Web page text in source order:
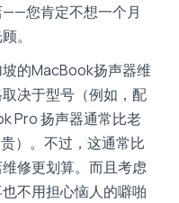
您肯定不想一个月
。
的MacBook扬声器维
决于型号（例如，配
Pro 扬声器通常比老
）。不过，这通常比
修更划算。而且考虑
不用担心恼人的噼啪